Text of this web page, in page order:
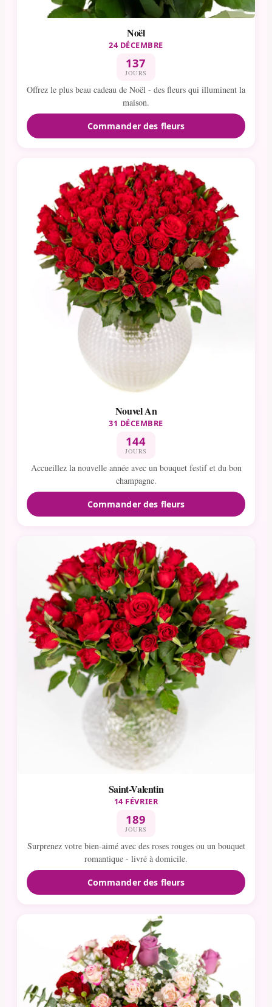
Noël
24 DÉCEMBRE
137
JOURS
Offrez le plus beau cadeau de Noël - des fleurs qui illuminent la
maison.
Commander des fleurs
Nouvel An
31 DÉCEMBRE
144
JOURS
Accueillez la nouvelle année avec un bouquet festif et du bon
champagne.
Commander des fleurs
Saint-Valentin
14 FÉVRIER
189
JOURS
Surprenez votre bien-aimé avec des roses rouges ou un bouquet
romantique - livré à domicile.
Commander des fleurs